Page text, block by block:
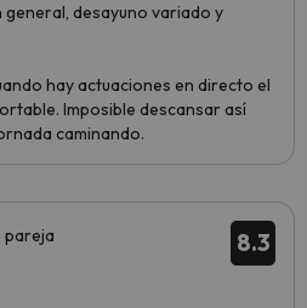
desayuno variado y
hay actuaciones en directo el
Imposible descansar así
caminando.
8.3
pareja